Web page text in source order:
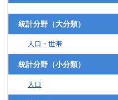
統計分野（大分類）
人口・世帯
統計分野（小分類）
人口